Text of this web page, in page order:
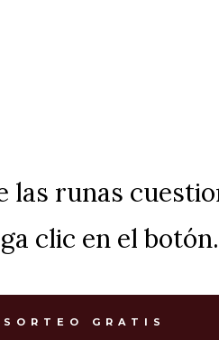
runas
clic en el botón.
SORTEO GRATIS